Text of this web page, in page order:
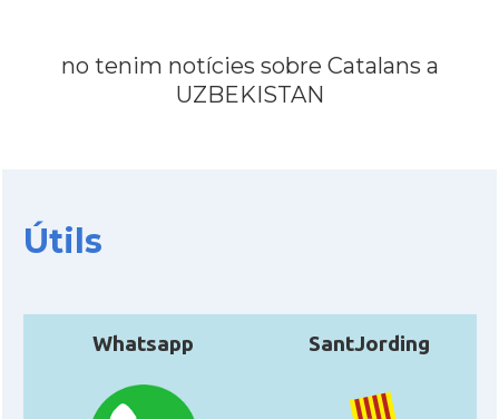
no tenim notícies sobre Catalans a
UZBEKISTAN
Útils
Whatsapp SantJording